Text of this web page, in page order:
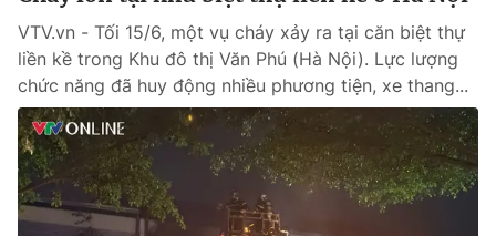
VTV.vn - Tối 15/6, một vụ cháy xảy ra tại căn biệt thự
liền kề trong Khu đô thị Văn Phú (Hà Nội). Lực lượng
chức năng đã huy động nhiều phương tiện, xe thang...